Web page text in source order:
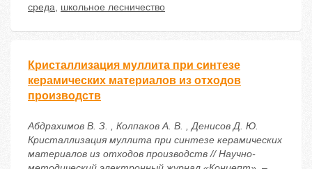
среда, школьное лесничество
Кристаллизация муллита при синтезе
керамических материалов из отходов
производств
Абдрахимов В. З. , Колпаков А. В. , Денисов Д. Ю.
Кристаллизация муллита при синтезе керамических
материалов из отходов производств // Научно-